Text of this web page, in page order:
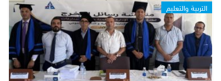
التربية والتعليم